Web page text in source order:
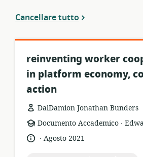
Cancellare tutto
reinventing worker
in platform economy,
action
DalDamion Jonathan Bunders
formato
della
risorsa:
Documento Accademico .
lingua:
.
dataAgosto 2021